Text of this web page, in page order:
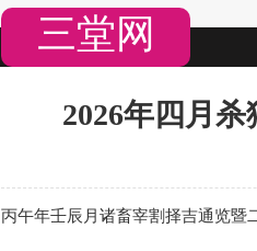
三堂网
2026年四月
丙午年壬辰月诸畜宰割择吉通览暨